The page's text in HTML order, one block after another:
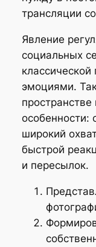
трансляции
Явление
социальных
эмоциями.
особенности:
широкий
быстрой
и пересылок.